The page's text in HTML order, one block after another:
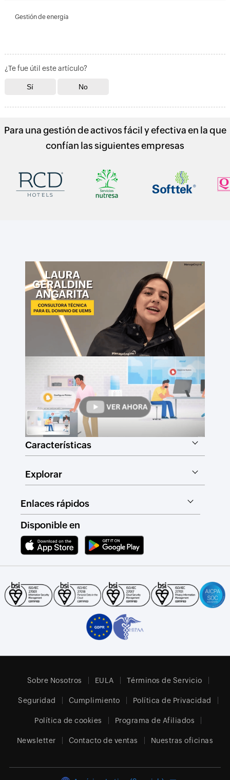
Gestión de energía
¿Te fue útil este artículo?
Para una gestión de activos fácil y efectiva en la que
confían las siguientes empresas
Características
Explorar
Enlaces rápidos
Disponible en
Sobre Nosotros EULA Términos de Servicio
Seguridad Cumplimiento Política de Privacidad
Política de cookies Programa de Afiliados
Newsletter Contacto de ventas Nuestras oficinas